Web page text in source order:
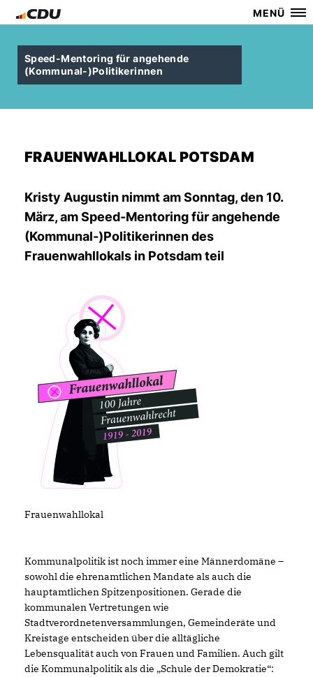
MENÜ
Speed-Mentoring für angehende
(Kommunal-)Politikerinnen
FRAUENWAHLLOKAL POTSDAM
Kristy Augustin nimmt am Sonntag, den 10.
März, am Speed-Mentoring für angehende
(Kommunal-)Politikerinnen des
Frauenwahllokals in Potsdam teil
Frauenwahllokal
Kommunalpolitik ist noch immer eine Männerdomäne –
sowohl die ehrenamtlichen Mandate als auch die
hauptamtlichen Spitzenpositionen. Gerade die
kommunalen Vertretungen wie
Stadtverordnetenversammlungen, Gemeinderäte und
Kreistage entscheiden über die alltägliche
Lebensqualität auch von Frauen und Familien. Auch gilt
die Kommunalpolitik als die „Schule der Demokratie“: